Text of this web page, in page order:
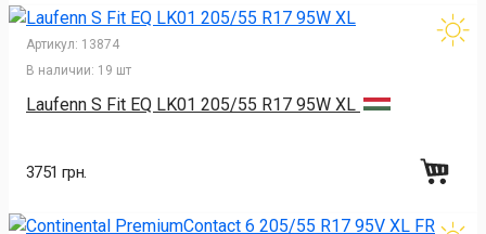
Артикул: 13874
В наличии: 19 шт
Laufenn S Fit EQ LK01 205/55 R17 95W XL
3751 грн.